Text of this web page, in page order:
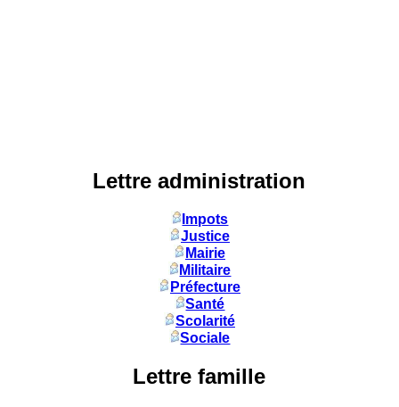
Lettre administration
Impots
Justice
Mairie
Militaire
Préfecture
Santé
Scolarité
Sociale
Lettre famille